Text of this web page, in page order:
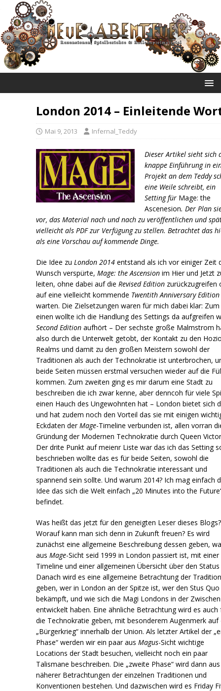
London 2014 – Einleitende
Mai 9, 2013 Infernal_Teddy
Dieser Artikel sieht sich
knappe Einführung in
Projekt an dem Teddy
eine Weile schreibt, ein
Setting für Mage: the
Ascenesion. Der Plan
vor, das Material nach und nach zu veröffentlichen und
vielleicht als PDF zur Verfügung zu stellen. Betrachtet das
als eine Vorschau auf kommende Dinge.
Die Idee zu London 2014 entstand als ich vor einiger Zeit
Wunsch verspürte,Mage: the Ascension im Hier und Jetzt
leiten, ohne dabei auf die Revised Edition zurückzugreifen
auf eine vielleicht kommende Twentith Anniversary Edition
warten. Die Zielsetzungen waren für mich dabei klar: Zum
einen wollte ich die Handlung des Settings da aufgreifen
Second Edition aufhört – Der sechste große Malmstrom
also durch die Unterwelt getobt, der Kontakt zu den
Realms und damit zu den großen Meistern sowohl der
Traditionen als auch der Technokratie ist unterbrochen,
beide Seiten müssen erstmal versuchen wieder auf die
kommen. Zum zweiten ging es mir darum eine Stadt zu
beschreiben die ich zwar kenne, aber denncoh für viele
einen Hauch des Ungewohnten hat – London bietet sich
und hat zudem noch den Vorteil das sie mit einigen
Eckdaten derMage-Timeline verbunden ist, allen vorran
Gründung der Modernen Technokratie durch Queen
Der drite Punkt auf meienr Liste war das ich das Setting
beschrieben wollte das es für beide Seiten, sowohl die
Traditionen als auch die Technokratie interessant und
spannend sein sollte. Und warum 2014? Ich mag einfach
Idee das sich die Welt einfach „20 Minutes into the
befindet.
Was heißt das jetzt für den geneigten Leser dieses Blogs?
Worauf kann man sich denn in Zukunft freuen? Es wird
zunächst eine allgemeine Beschreibung dessen geben,
ausMage-Sicht seid 1999 in London passiert ist, mit einer
Timeline und einer allgemeinen Übersicht über den
Danach wird es eine allgemeine Betrachtung der
geben, wer in London an der Spitze ist, wer den Stus Quo
bekämpft, und wie sich die Magi Londons in der
entwickelt haben. Eine ähnliche Betrachtung wird es auch
die Technokratie geben, mit besonderem Augenmerk auf
„Bürgerkrieg“ innerhalb der Union. Als letzter Artikel der
Phase“ werden wir ein paar ausMagus-Sicht wichtige
Locations der Stadt besuchen, vielleicht noch ein paar
Talismane beschreiben. Die „zweite Phase“ wird dann aus
näherer Betrachtungen der einzelnen Traditionen und
Konventionen bestehen. Und dazwischen wird es Friday